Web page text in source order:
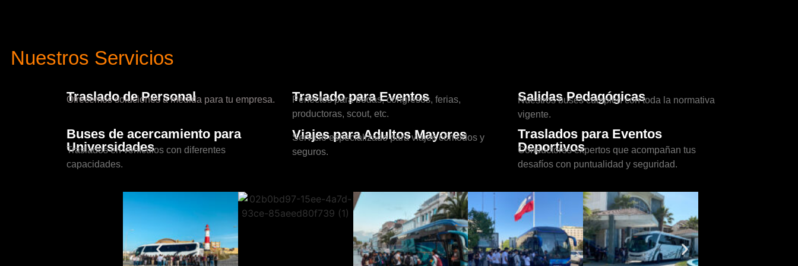
Nuestros Servicios
Traslado de Personal
Ofrecemos soluciones a medida para tu empresa. Traslado para Eventos
Perfectos para bodas, congresos, ferias,
productoras, scout, etc.
Salidas Pedagógicas
Nuestros buses cumplen con toda la normativa
vigente.
Buses de acercamiento para
Universidades
Traslados en vehículos con diferentes
capacidades.
Viajes para Adultos Mayores
Servicio especializado para viajes cómodos y
seguros.
Traslados para Eventos
Deportivos
Conductores expertos que acompañan tus
desafíos con puntualidad y seguridad.